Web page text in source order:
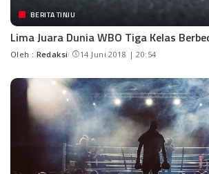
BERITA TINJU
Lima Juara Dunia WBO Tiga Kelas
Oleh : Redaksi 14 Juni 2018 | 20:54